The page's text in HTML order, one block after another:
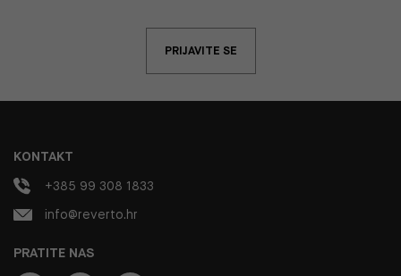
PRIJAVITE SE
PRATITE NAS
KONTAKT
+385 99 308 1833
info@reverto.hr